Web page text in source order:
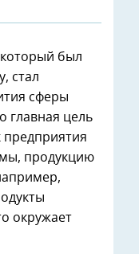
который был
стал
сферы
главная цель
предприятия
продукцию
окружает